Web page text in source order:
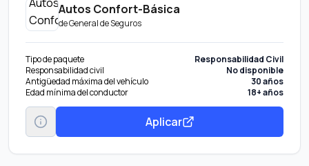
Autos Confort-Básica
deGeneral de Seguros
Tipo de paquete
Responsabilidad Civil
Responsabilidad civil
No disponible
Antigüedad máxima del vehículo
30 años
Edad mínima del conductor
18+ años
Aplicar